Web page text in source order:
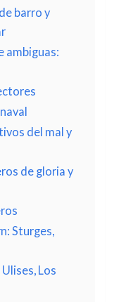
barro y
ambiguas:
del mal y
de gloria y
Sturges,
Los